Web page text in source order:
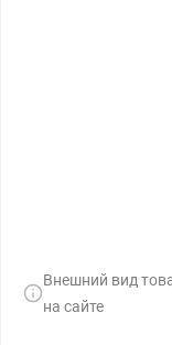
Внешний вид
на сайте